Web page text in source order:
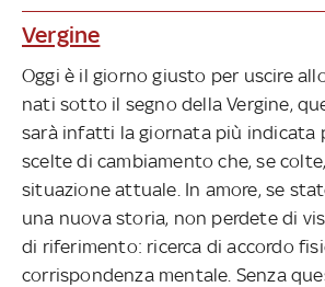
Vergine
Oggi è il giorno giusto per uscire
nati sotto il segno della Vergine,
sarà infatti la giornata più indicata
scelte di cambiamento che, se
situazione attuale. In amore, se
una nuova storia, non perdete di
di riferimento: ricerca di accordo
corrispondenza mentale. Senza